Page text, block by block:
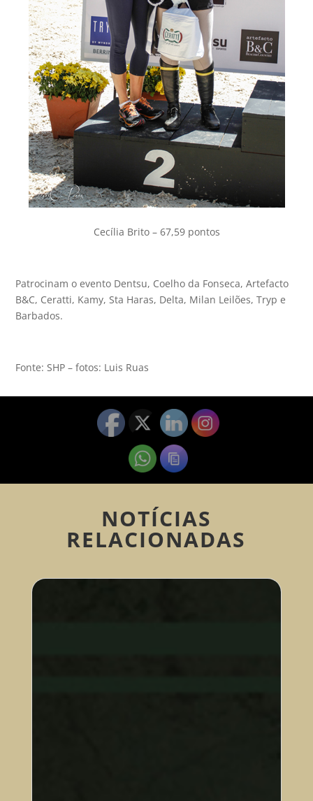
Cecília Brito – 67,59 pontos
Patrocinam o evento Dentsu, Coelho da Fonseca, Artefacto
B&C, Ceratti, Kamy, Sta Haras, Delta, Milan Leilões, Tryp e
Barbados.
Fonte: SHP – fotos: Luis Ruas
NOTÍCIAS
RELACIONADAS